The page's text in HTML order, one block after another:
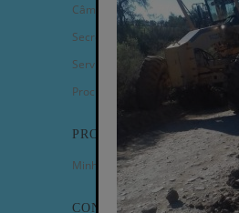
Câmara de Vereadores
Secretarias
Serviços
Procuradoria Geral
PROGRAMAS
Minha Casa Minha Vida
CONTATO